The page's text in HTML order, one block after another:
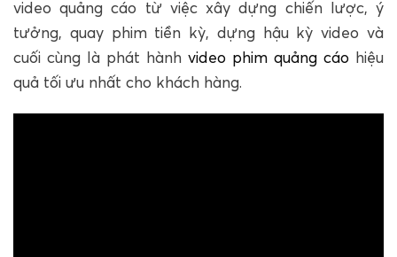
video quảng cáo từ việc xây dựng chiến lược, ý
tưởng, quay phim tiền kỳ, dựng hậu kỳ video và
cuối cùng là phát hành video phim quảng cáo hiệu
quả tối ưu nhất cho khách hàng.